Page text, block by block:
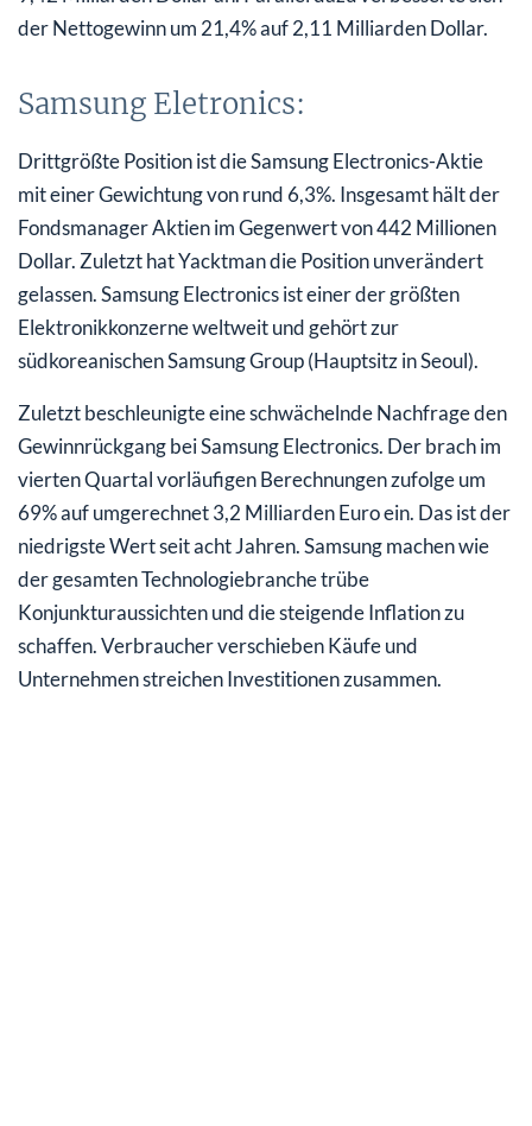
der Nettogewinn um 21,4% auf 2,11 Milliarden Dollar.
Samsung Eletronics:
Drittgrößte Position ist die Samsung Electronics-Aktie
mit einer Gewichtung von rund 6,3%. Insgesamt hält der
Fondsmanager Aktien im Gegenwert von 442 Millionen
Dollar. Zuletzt hat Yacktman die Position unverändert
gelassen. Samsung Electronics ist einer der größten
Elektronikkonzerne weltweit und gehört zur
südkoreanischen Samsung Group (Hauptsitz in Seoul).
Zuletzt beschleunigte eine schwächelnde Nachfrage den
Gewinnrückgang bei Samsung Electronics. Der brach im
vierten Quartal vorläufigen Berechnungen zufolge um
69% auf umgerechnet 3,2 Milliarden Euro ein. Das ist der
niedrigste Wert seit acht Jahren. Samsung machen wie
der gesamten Technologiebranche trübe
Konjunkturaussichten und die steigende Inflation zu
schaffen. Verbraucher verschieben Käufe und
Unternehmen streichen Investitionen zusammen.